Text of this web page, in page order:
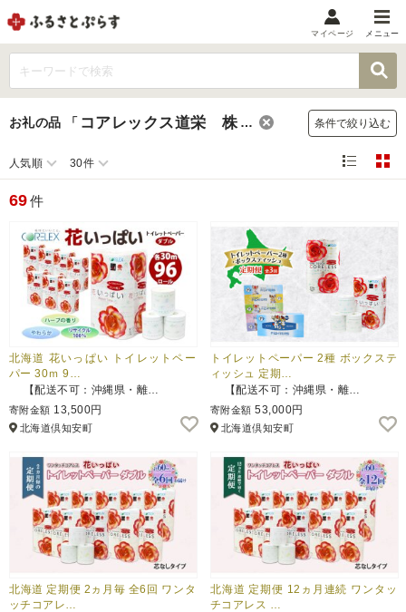
メニュー
マイメニュー
マイページ
メニュー
お礼の品から探す
お礼の品をカテゴリや金額で絞り込み
自治体から探す
特集・おすすめ
ふるさと納税とは
控除額シミュレータ Q&A
マイページ
お礼の品 「 コアレックス道栄 株式会社 条件で絞り込む
人気順 30件
69件
北海道 花いっぱい トイレットペー
パー 30ｍ 9…
【配送不可：沖縄県・離…
寄附金額 13,500円
北海道倶知安町
トイレットペーパー 2種 ボックステ
ィッシュ 定期…
【配送不可：沖縄県・離…
寄附金額 53,000円
北海道倶知安町
北海道 定期便 2ヵ月毎 全6回 ワンタ
ッチコアレ…
北海道 定期便 12ヵ月連続 ワンタッ
チコアレス …